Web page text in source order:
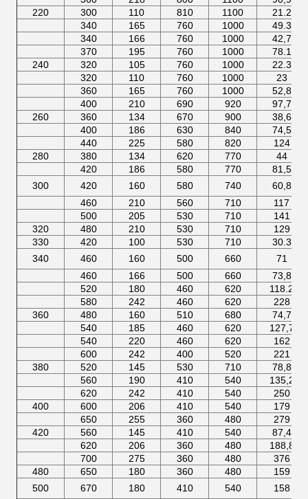
220
300 110 810 1100
21.2
340
165 760 1000
49.3
340
166 760 1000
42,7
370
195 760 1000
78.1
240
320 105 760 1000
22.3
320
110 760 1000
23
360
165 760 1000
52,8
400
210 690 920
97,7
260
360 134 670 900
38,6
400
186 630 840
74,5
440
225 580 820
124
280
380 134 620 770
44
420
186 580 770
81,5
300
420 160 580 740
60,8
460
210 560 710
117
500
205 530 710
141
320
480 210 530 710
129
330
420 100 530 710
30.3
340
460 160 500 660
71
460
166 500 660
73,8
520
180 460 620
118.2
580
242 460 620
228
360
480 160 510 680
74,7
540
185 460 620
127,7
540
220 460 620
162
600
242 400 520
221
380
520 145 530 710
78,8
560
190 410 540
135,2
620
242 410 540
250
400
600 206 410 540
179
650
255 360 480
279
420
560 145 410 540
87,4
620
206 360 480
188,8
700
275 360 480
376
480
650 180 360 480
159
500
670 180 410 540
158